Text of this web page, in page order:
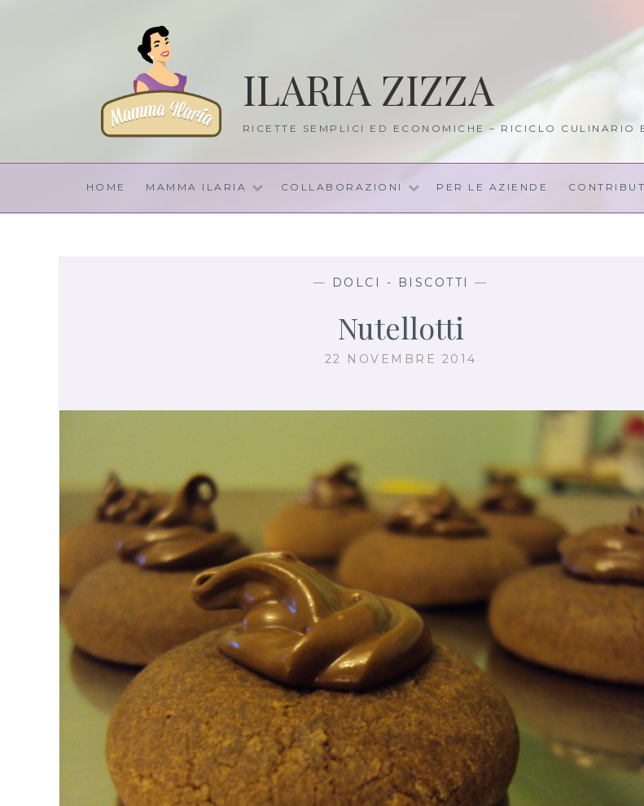
ILARIA ZIZZA
RICETTE SEMPLICI ED ECONOMICHE – RICICLO CULINARIO
HOME MAMMA ILARIA COLLABORAZIONI PER LE AZIENDE
— DOLCI - BISCOTTI —
Nutellotti
22 NOVEMBRE 2014